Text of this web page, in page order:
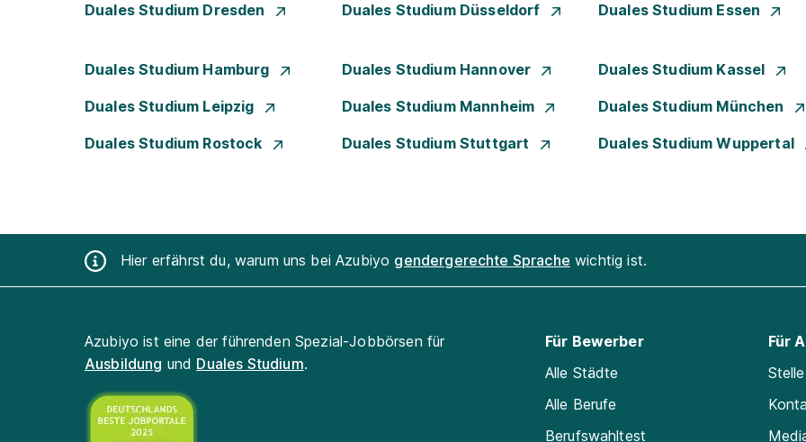
Duales Studium Dresden Duales Studium Düsseldorf Duales Studium Essen
Duales Studium Hamburg Duales Studium Hannover Duales Studium Kassel
Duales Studium Leipzig Duales Studium Mannheim Duales Studium München
Duales Studium Rostock Duales Studium Stuttgart Duales Studium Wuppertal
Hier erfährst du, warum uns bei Azubiyo gendergerechte Sprache wichtig ist.
Azubiyo ist eine der führenden Spezial-Jobbörsen für
Ausbildung und Duales Studium.
Für Bewerber
Alle Städte
Alle Berufe
Berufswahltest
Für